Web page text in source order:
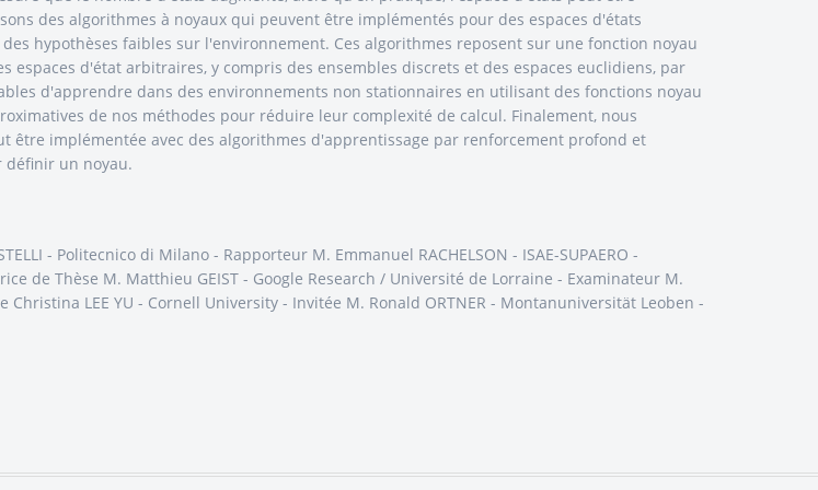
des algorithmes à noyaux qui peuvent être implémentés pour des espaces d'états
hypothèses faibles sur l'environnement. Ces algorithmes reposent sur une fonction noyau
d'état arbitraires, y compris des ensembles discrets et des espaces euclidiens, par
d'apprendre dans des environnements non stationnaires en utilisant des fonctions noyau
de nos méthodes pour réduire leur complexité de calcul. Finalement, nous
implémentée avec des algorithmes d'apprentissage par renforcement profond et
définir un noyau.
- Politecnico di Milano - Rapporteur M. Emmanuel RACHELSON - ISAE-SUPAERO -
de Thèse M. Matthieu GEIST - Google Research / Université de Lorraine - Examinateur M.
LEE YU - Cornell University - Invitée M. Ronald ORTNER - Montanuniversität Leoben -